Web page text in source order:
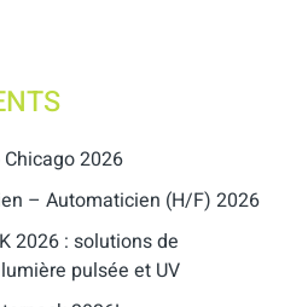
2026
– Automaticien (H/F) 2026
2026 : solutions de
pulsée et UV